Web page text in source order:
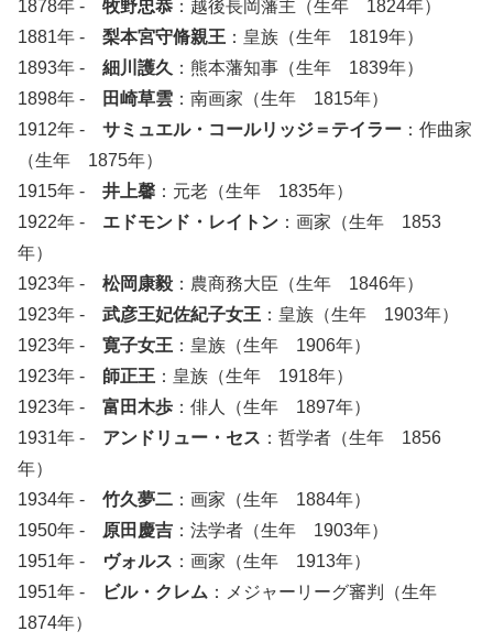
1878年 - 牧野忠恭 ：越後長岡藩主（生年 1824年）
1881年 - 梨本宮守脩親王 ：皇族（生年 1819年）
1893年 - 細川護久 ：熊本藩知事（生年 1839年）
1898年 -
田崎草雲 ：南画家（生年 1815年）
1912年 - サミュエル・コールリッジ＝テイラー ：作曲家
（生年 1875年）
1915年 - 井上馨 ：元老（生年 1835年）
1922年 - エドモンド・レイトン ：画家（生年 1853
年）
1923年 - 松岡康毅 ：農商務大臣（生年 1846年）
1923年 - 武彦王妃佐紀子女王 ：皇族（生年 1903年）
1923年 - 寛子女王 ：皇族（生年 1906年）
1923年 - 師正王 ：皇族（生年 1918年）
1923年 - 富田木歩 ：俳人（生年 1897年）
1931年 - アンドリュー・セス ：哲学者（生年 1856
年）
1934年 - 竹久夢二 ：画家（生年 1884年）
1950年 -
原田慶吉 ：法学者（生年 1903年）
1951年 -
ヴォルス ：画家（生年 1913年）
1951年 -
ビル・クレム ：メジャーリーグ審判（生年
1874年）